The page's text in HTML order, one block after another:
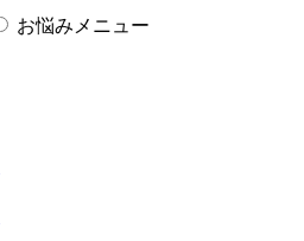
お悩みメニュー